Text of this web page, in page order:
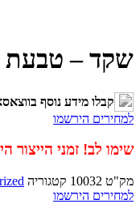
שקד – טבעת עבה 6 ממ/
קבלו מידע נוסף
למחירים הירשמו
שימו לב! זמני הייצור הינם עד 7
מק"ט 10032 קטגוריה
למחירים הירשמו